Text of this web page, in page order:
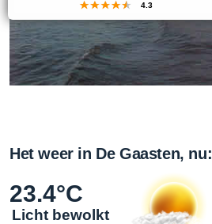
Het weer in De Gaasten, nu:
23.4°C
Licht bewolkt
4.3